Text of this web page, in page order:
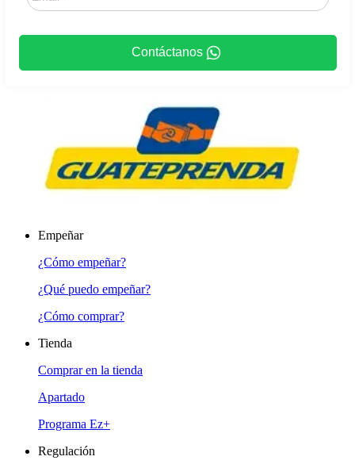
Contáctanos
Empeñar
¿Cómo empeñar?
¿Qué puedo empeñar?
¿Cómo comprar?
Tienda
Comprar en la tienda
Apartado
Programa Ez+
Regulación